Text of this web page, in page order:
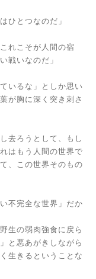
ひとつなのだ」
れこそが人間の宿
戦いなのだ」
いるな」としか思い
が胸に深く突き刺さ
去ろうとして、もし
はもう人間の世界で
、この世界そのもの
不完全な世界」だか
生の弱肉強食に戻ら
と悪あがきしながら
生きるということな